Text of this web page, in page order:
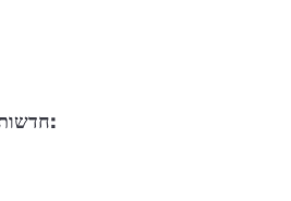
חדשות אחרונות הקשורות למשטרים שהוזכרו: